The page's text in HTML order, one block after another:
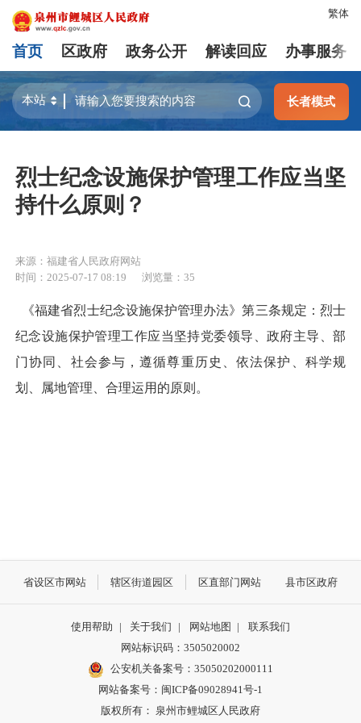
繁体
首页 区政府 政务公开 解读回应 办事服务
长者模式
烈士纪念设施保护管理工作应当坚
持什么原则？
来源：福建省人民政府网站
时间：2025-07-17 08:19
浏览量： 35
《福建省烈士纪念设施保护管理办法》第三条规定：烈士
纪念设施保护管理工作应当坚持党委领导、政府主导、部
门协同、社会参与，遵循尊重历史、依法保护、科学规
划、属地管理、合理运用的原则。
省设区市网站 辖区街道园区 区直部门网站 县市区政府
使用帮助 | 关于我们 | 网站地图 |
联系我们
网站标识码：3505020002
公安机关备案号：35050202000111
网站备案号：闽ICP备09028941号-1
版权所有： 泉州市鲤城区人民政府